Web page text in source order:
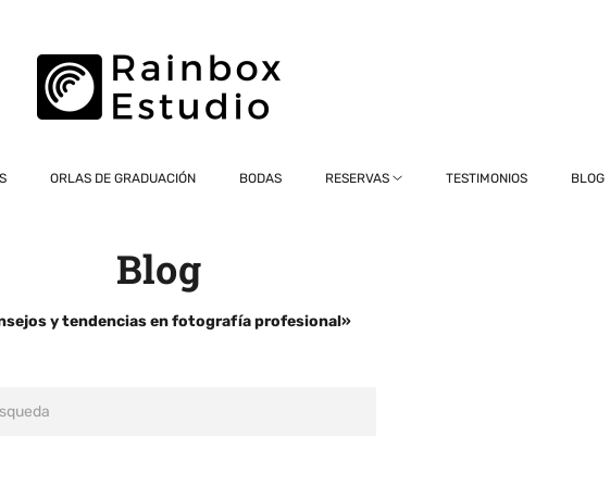
ORLAS DE GRADUACIÓN BODAS RESERVAS TESTIMONIOS BLOG
Blog
y tendencias en fotografía profesional»